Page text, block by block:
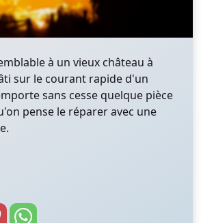
à un vieux château à
sur le courant rapide d'un
sans cesse quelque pièce
pense le réparer avec une